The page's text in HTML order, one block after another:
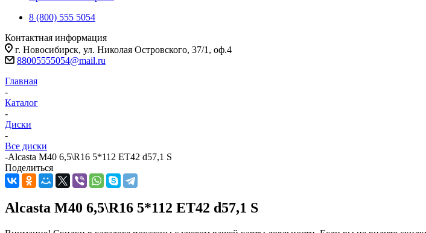
8 (800) 555 5054
Контактная информация
г. Новосибирск, ул. Николая Островского, 37/1, оф.4
88005555054@mail.ru
Главная
-
Каталог
-
Диски
-
Все диски
-Alcasta M40 6,5\R16 5*112 ET42 d57,1 S
Поделиться
Alcasta M40 6,5\R16 5*112 ET42 d57,1 S